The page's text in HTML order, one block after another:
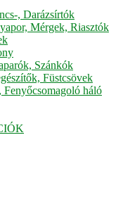
, Darázsírtók
Mérgek, Riasztók
Szánkók
Füstcsövek
Fenyőcsomagoló háló